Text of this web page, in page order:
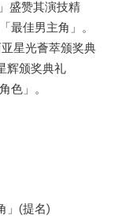
盛赞其演技精
最佳男主角」。
星光薈萃颁奖典
辉颁奖典礼
色」。
」(提名)